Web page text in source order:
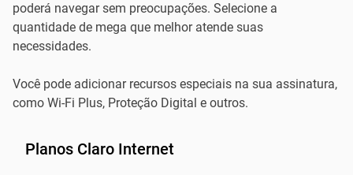
poderá navegar sem preocupações. Selecione a
quantidade de mega que melhor atende suas
necessidades.
Você pode adicionar recursos especiais na sua assinatura,
como Wi-Fi Plus, Proteção Digital e outros.
Planos Claro Internet